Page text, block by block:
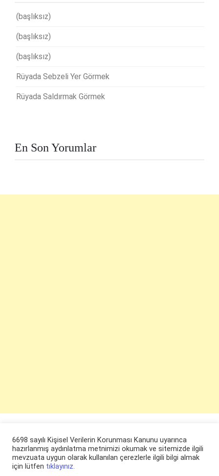
(başlıksız)
(başlıksız)
(başlıksız)
Rüyada Sebzeli Yer Görmek
Rüyada Saldırmak Görmek
En Son Yorumlar
6698 sayılı Kişisel Verilerin Korunması Kanunu uyarınca
hazırlanmış aydınlatma metnimizi okumak ve sitemizde ilgili
mevzuata uygun olarak kullanılan çerezlerle ilgili bilgi almak
için lütfen tıklayınız.